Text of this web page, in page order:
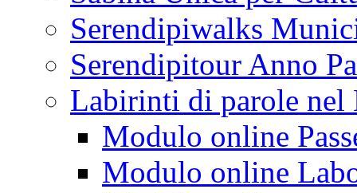
Serendipiwalks
Serendipitour Anno
Labirinti di parole
Modulo online
Modulo online